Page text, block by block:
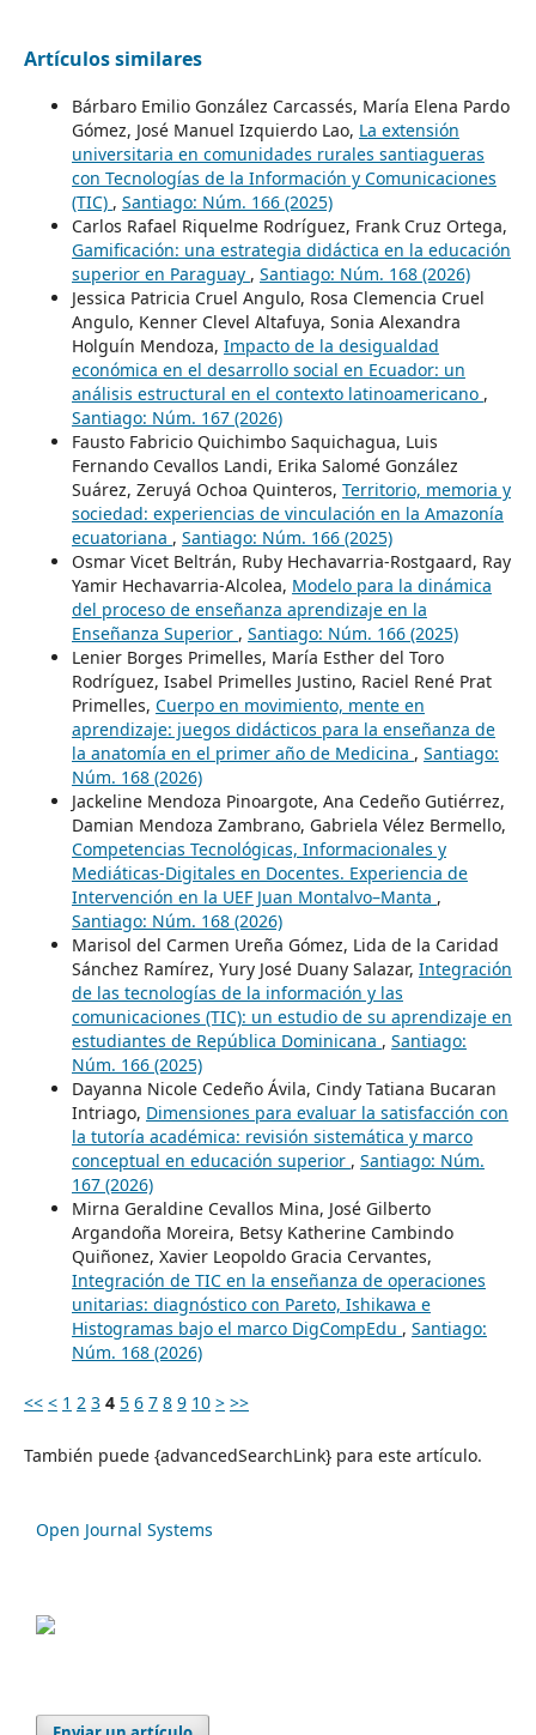
Artículos similares
Bárbaro Emilio González Carcassés, María Elena Pardo
Gómez, José Manuel Izquierdo Lao, La extensión
universitaria en comunidades rurales santiagueras
con Tecnologías de la Información y Comunicaciones
(TIC) , Santiago: Núm. 166 (2025)
Carlos Rafael Riquelme Rodríguez, Frank Cruz Ortega,
Gamificación: una estrategia didáctica en la educación
superior en Paraguay , Santiago: Núm. 168 (2026)
Jessica Patricia Cruel Angulo, Rosa Clemencia Cruel
Angulo, Kenner Clevel Altafuya, Sonia Alexandra
Holguín Mendoza, Impacto de la desigualdad
económica en el desarrollo social en Ecuador: un
análisis estructural en el contexto latinoamericano ,
Santiago: Núm. 167 (2026)
Fausto Fabricio Quichimbo Saquichagua, Luis
Fernando Cevallos Landi, Erika Salomé González
Suárez, Zeruyá Ochoa Quinteros, Territorio, memoria y
sociedad: experiencias de vinculación en la Amazonía
ecuatoriana , Santiago: Núm. 166 (2025)
Osmar Vicet Beltrán, Ruby Hechavarria-Rostgaard, Ray
Yamir Hechavarria-Alcolea, Modelo para la dinámica
del proceso de enseñanza aprendizaje en la
Enseñanza Superior , Santiago: Núm. 166 (2025)
Lenier Borges Primelles, María Esther del Toro
Rodríguez, Isabel Primelles Justino, Raciel René Prat
Primelles, Cuerpo en movimiento, mente en
aprendizaje: juegos didácticos para la enseñanza de
la anatomía en el primer año de Medicina , Santiago:
Núm. 168 (2026)
Jackeline Mendoza Pinoargote, Ana Cedeño Gutiérrez,
Damian Mendoza Zambrano, Gabriela Vélez Bermello,
Competencias Tecnológicas, Informacionales y
Mediáticas-Digitales en Docentes. Experiencia de
Intervención en la UEF Juan Montalvo–Manta ,
Santiago: Núm. 168 (2026)
Marisol del Carmen Ureña Gómez, Lida de la Caridad
Sánchez Ramírez, Yury José Duany Salazar, Integración
de las tecnologías de la información y las
comunicaciones (TIC): un estudio de su aprendizaje en
estudiantes de República Dominicana , Santiago:
Núm. 166 (2025)
Dayanna Nicole Cedeño Ávila, Cindy Tatiana Bucaran
Intriago, Dimensiones para evaluar la satisfacción con
la tutoría académica: revisión sistemática y marco
conceptual en educación superior , Santiago: Núm.
167 (2026)
Mirna Geraldine Cevallos Mina, José Gilberto
Argandoña Moreira, Betsy Katherine Cambindo
Quiñonez, Xavier Leopoldo Gracia Cervantes,
Integración de TIC en la enseñanza de operaciones
unitarias: diagnóstico con Pareto, Ishikawa e
Histogramas bajo el marco DigCompEdu , Santiago:
Núm. 168 (2026)
<< < 1 2 3 4 5 6 7 8 9 10 > >>
También puede {advancedSearchLink} para este artículo.
Open Journal Systems